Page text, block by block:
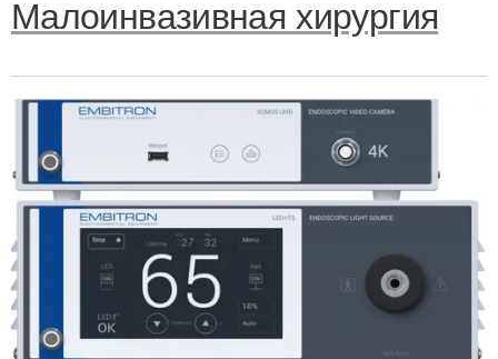
Малоинвазивная хирургия